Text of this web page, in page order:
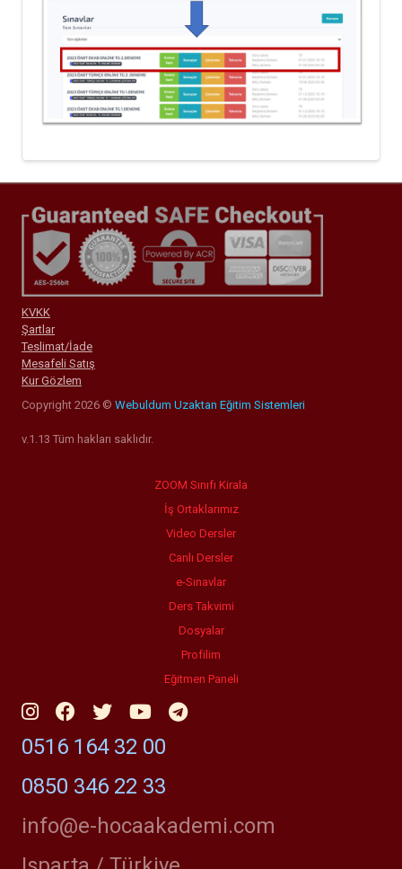
KVKK
Şartlar
Teslimat/İade
Mesafeli Satış
Kur Gözlem
Copyright 2026 © Webuldum Uzaktan Eğitim Sistemleri
v.1.13 Tüm hakları saklıdır.
ZOOM Sınıfı Kirala
İş Ortaklarımız
Video Dersler
Canlı Dersler
e-Sınavlar
Ders Takvimi
Dosyalar
Profilim
Eğitmen Paneli
0516 164 32 00
0850 346 22 33
info@e-hocaakademi.com